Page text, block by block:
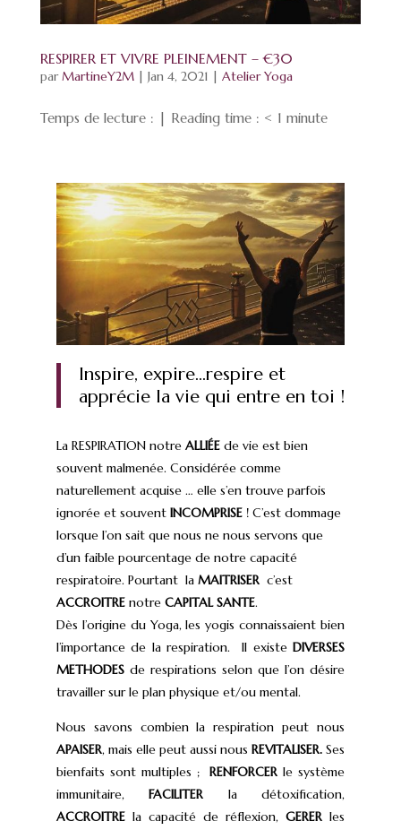
RESPIRER ET VIVRE PLEINEMENT – €30
parMartineY2M| Jan 4, 2021 | Atelier Yoga
Temps de lecture : | Reading time : < 1 minute
Inspire, expire…respire et
apprécie la vie qui entre en toi !
La RESPIRATION notreALLIÉE de vie est bien
souvent malmenée. Considérée comme
naturellement acquise … elle s’en trouve parfois
ignorée et souvent INCOMPRISE! C’est dommage
lorsque l’on sait que nous ne nous servons que
d’un faible pourcentage de notre capacité
respiratoire. Pourtant la MAITRISERc’est
ACCROITREnotre CAPITAL SANTE.
Dès l’origine du Yoga, les yogis connaissaient bien
l’importance de la respiration. Il existeDIVERSES
METHODESde respirations selon que l’on désire
travailler sur le plan physique et/ou mental.
Nous savons combien la respiration peut nous
APAISER, mais elle peut aussi nousREVITALISER.Ses
bienfaits sont multiples ;RENFORCER le système
immunitaire,FACILITER la détoxification,
ACCROITREla capacité de réflexion,GERER les